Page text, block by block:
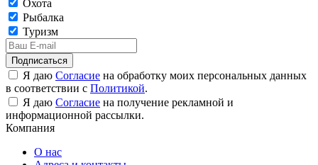
Охота
Рыбалка
Туризм
Подписаться
Я даю Согласие на обработку моих персональных данных
в соответствии с Политикой.
Я даю Согласие на получение рекламной и
информационной рассылки.
Компания
О нас